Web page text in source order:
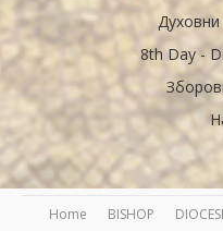
8th Day -
Home BISHOP